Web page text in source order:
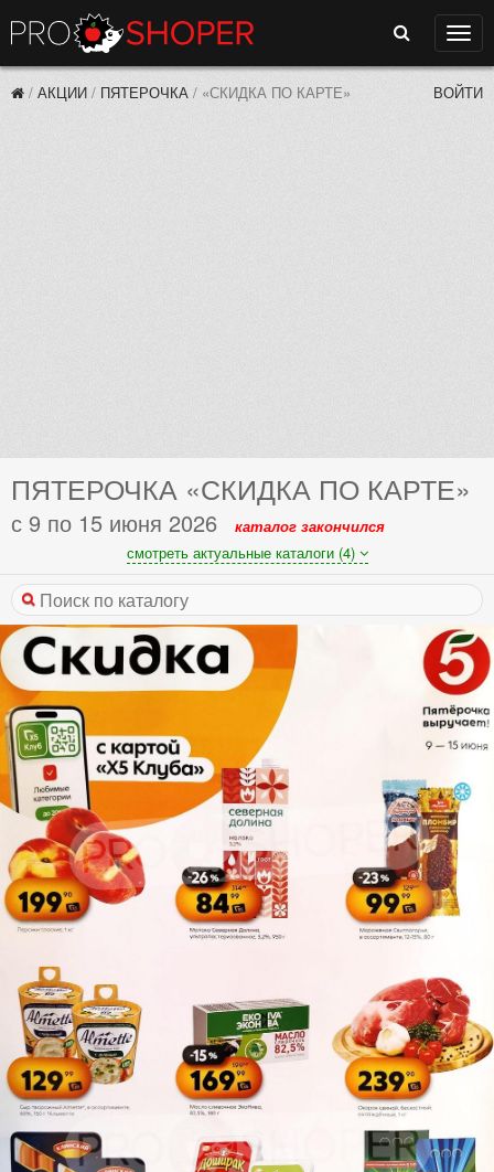
Поиск
/ АКЦИИ / ПЯТЕРОЧКА / «СКИДКА ПО КАРТЕ» ВОЙТИ
ПЯТЕРОЧКА «СКИДКА ПО КАРТЕ»
с 9 по 15 июня 2026
каталог закончился
смотреть актуальные каталоги (4)